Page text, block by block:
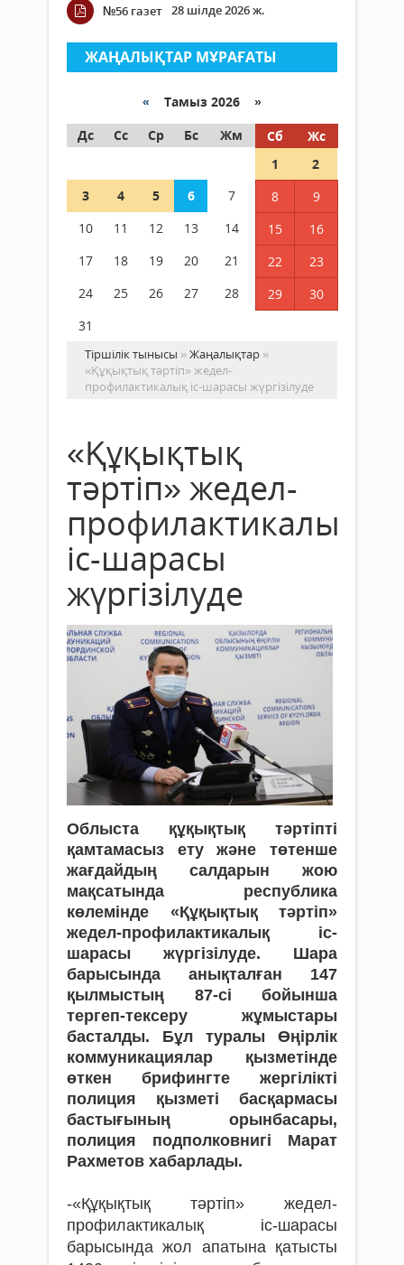
№56 газет 28 шілде 2026 ж.
ЖАҢАЛЫҚТАР МҰРАҒАТЫ
« Тамыз 2026 »
Дс
Сс Ср Бс Жм Сб
Жс
1
2
3
4 5 6 7 8
9
10
11 12 13 14 15
16
17
18 19 20 21 22
23
24
25 26 27 28 29
30
31
Тіршілік тынысы »Жаңалықтар »
«Құқықтық тәртіп» жедел-
профилактикалық іс-шарасы жүргізілуде
«Құқықтық
тәртіп» жедел-
профилактикалық
іс-шарасы
жүргізілуде
Облыста құқықтық тәртіпті
қамтамасыз ету және төтенше
жағдайдың салдарын жою
мақсатында республика
көлемінде «Құқықтық тәртіп»
жедел-профилактикалық іс-
шарасы жүргізілуде. Шара
барысында анықталған 147
қылмыстың 87-сі бойынша
тергеп-тексеру жұмыстары
басталды. Бұл туралы Өңірлік
коммуникациялар қызметінде
өткен брифингте жергілікті
полиция қызметі басқармасы
бастығының орынбасары,
полиция подполковнигі Марат
Рахметов хабарлады.
-«Құқықтық тәртіп» жедел-
профилактикалық іс-шарасы
барысында жол апатына қатысты